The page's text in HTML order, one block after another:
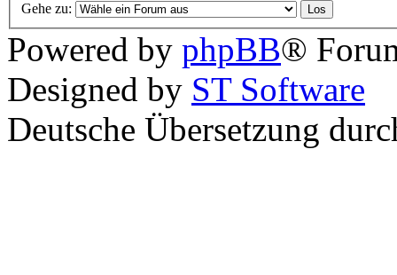
Gehe zu:
Powered by phpBB®
Designed by ST Software
Deutsche Übersetzung